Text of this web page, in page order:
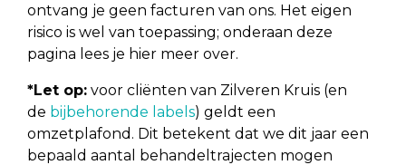
ontvang je geen facturen van ons. Het eigen
risico is wel van toepassing; onderaan deze
pagina lees je hier meer over.
*Let op: voor cliënten van Zilveren Kruis (en
de bijbehorende labels) geldt een
omzetplafond. Dit betekent dat we dit jaar een
bepaald aantal behandeltrajecten mogen